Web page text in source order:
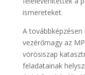
ismereteket.
A
vezérőrnagy az
vörösiszap
feladatainak